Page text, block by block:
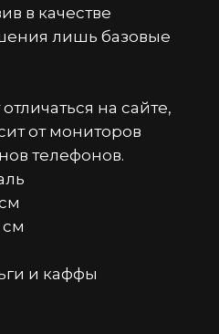
в качестве
лишь базовые
на сайте,
от мониторов
телефонов.
см
и каффы